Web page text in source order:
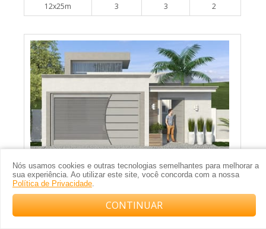
Nós usamos cookies e outras tecnologias semelhantes para melhorar a
sua experiência. Ao utilizar este site, você concorda com a nossa
Política de Privacidade.
CONTINUAR
12x25m 3 3 2
Planta de casa com pé direito alto de vidro
Compre com o arquiteto no WhatsApp